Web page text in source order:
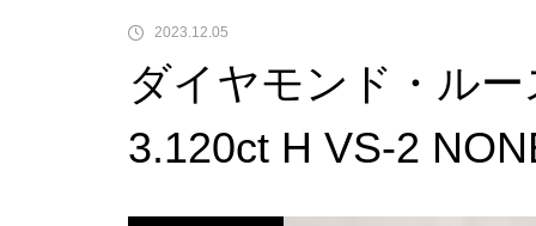
2023.12.05
ダイヤモンド・ル
3.120ct H VS-2